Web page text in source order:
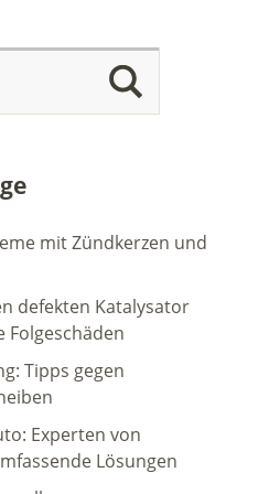
mit Zündkerzen und
defekten Katalysator
Tipps gegen
Experten von
Lösungen